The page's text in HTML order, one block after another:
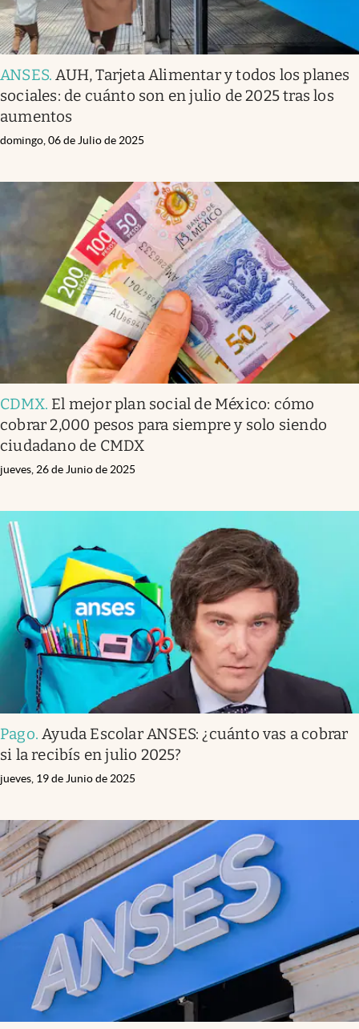
ANSES.AUH, Tarjeta Alimentar y todos los planes
sociales: de cuánto son en julio de 2025 tras los
aumentos
domingo, 06 de Julio de 2025
CDMX. El mejor plan social de México: cómo
cobrar 2,000 pesos para siempre y solo siendo
ciudadano de CMDX
jueves, 26 de Junio de 2025
Pago.Ayuda Escolar ANSES: ¿cuánto vas a cobrar
si la recibís en julio 2025?
jueves, 19 de Junio de 2025